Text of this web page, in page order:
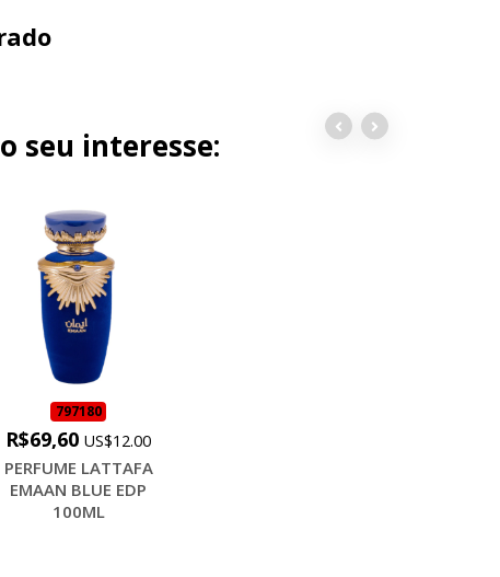
seu interesse:
797180
R$69,60 US$12.00
PERFUME LATTAFA
EMAAN BLUE EDP
100ML